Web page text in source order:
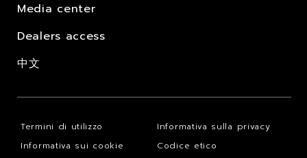
Media center
Dealers access
中文
Termini di utilizzo
Informativa sulla privacy
Informativa sui cookie
Codice etico